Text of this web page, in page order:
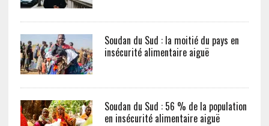
Soudan du Sud : la moitié du pays en
insécurité alimentaire aiguë
Soudan du Sud : 56 % de la population
en insécurité alimentaire aiguë